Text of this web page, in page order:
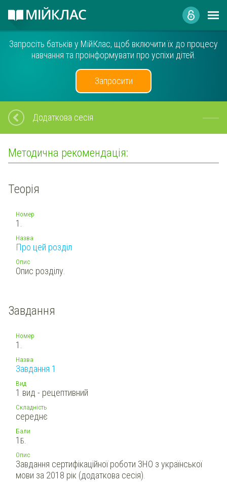
Запросіть батьків у МійКлас, щоб включити їх до процесу
навчання та проінформувати про успіхи дітей.
Запросити
Додаткова сесія
Методична рекомендація:
Теорія
Номер
1.
Назва
Про цей розділ
Опис
Опис розділу.
Завдання
Номер
1.
Назва
Завдання 1
Вид
1 вид - рецептивний
Складність
середнє
Бали
1 Б.
Опис
Завдання сертифікаційної роботи ЗНО з української
мови за 2018 рік (додаткова сесія).